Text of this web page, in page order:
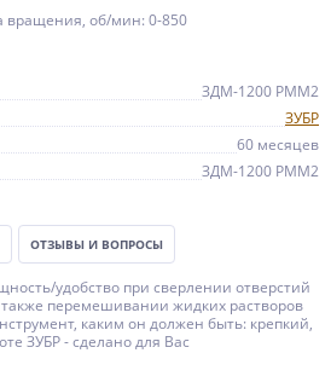
вращения, об/мин: 0-850
ЗДМ-1200 РММ2
ЗУБР
60 месяцев
ЗДМ-1200 РММ2
ОТЗЫВЫ И ВОПРОСЫ
удобство при сверлении отверстий
перемешивании жидких растворов
каким он должен быть: крепкий,
ЗУБР - сделано для Вас